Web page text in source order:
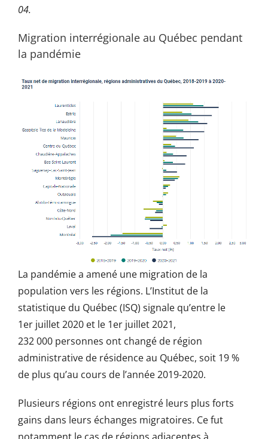
04.
Migration interrégionale au Québec pendant
la pandémie
La pandémie a amené une migration de la
population vers les régions. L’Institut de la
statistique du Québec (ISQ) signale qu’entre le
1er juillet 2020 et le 1er juillet 2021,
232 000 personnes ont changé de région
administrative de résidence au Québec, soit 19 %
de plus qu’au cours de l’année 2019-2020.
Plusieurs régions ont enregistré leurs plus forts
gains dans leurs échanges migratoires. Ce fut